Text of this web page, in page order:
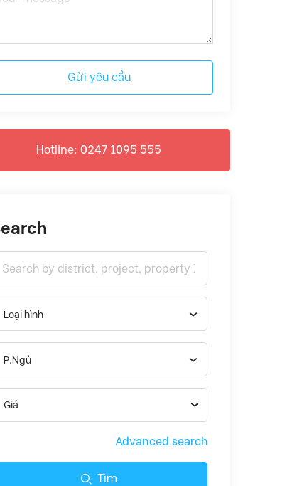
Gửi yêu cầu
Hotline: 0247 1095 555
Loại hình
P.Ngủ
Giá
Advanced search
Tìm